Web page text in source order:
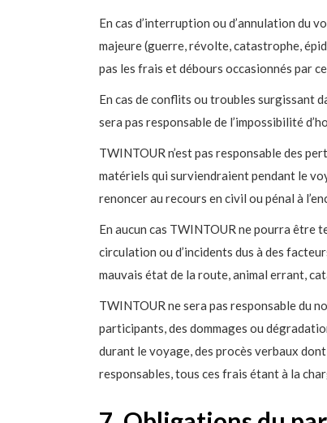
En cas d’interruption ou d’annulation du
majeure (guerre, révolte, catastrophe,
pas les frais et débours occasionnés par
En cas de conflits ou troubles surgissant
sera pas responsable de l’impossibilité
TWINTOUR n’est pas responsable des
matériels qui surviendraient pendant le
renoncer au recours en civil ou pénal à
En aucun cas TWINTOUR ne pourra être
circulation ou d’incidents dus à des
mauvais état de la route, animal errant,
TWINTOUR ne sera pas responsable du
participants, des dommages ou
durant le voyage, des procès verbaux
responsables, tous ces frais étant à la